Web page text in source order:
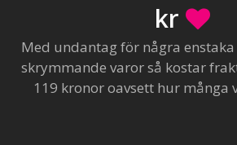
kr
Med undantag för några
skrymmande varor så kostar
119 kronor oavsett hur många